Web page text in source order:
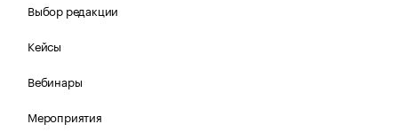
Выбор редакции
Кейсы
Вебинары
Мероприятия